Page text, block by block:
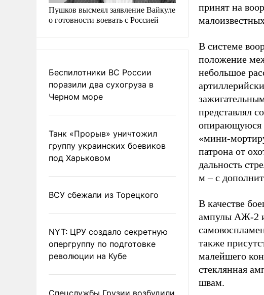
Пушков высмеял заявление Вайкуле
о готовности воевать с Россией
Беспилотники ВС России
поразили два сухогруза в
Черном море
Танк «Прорыв» уничтожил
группу украинских боевиков
под Харьковом
ВСУ сбежали из Торецкого
NYT: ЦРУ создало секретную
опергруппу по подготовке
революции на Кубе
Спецслужбы Грузии возбудили
принят на
В системе
положение
небольшое
представлял
опирающуюся
«мини-
патрона от
дальность
м – с
В качестве
ампулы АЖ-2
также
малейшего
стеклянная
швам.